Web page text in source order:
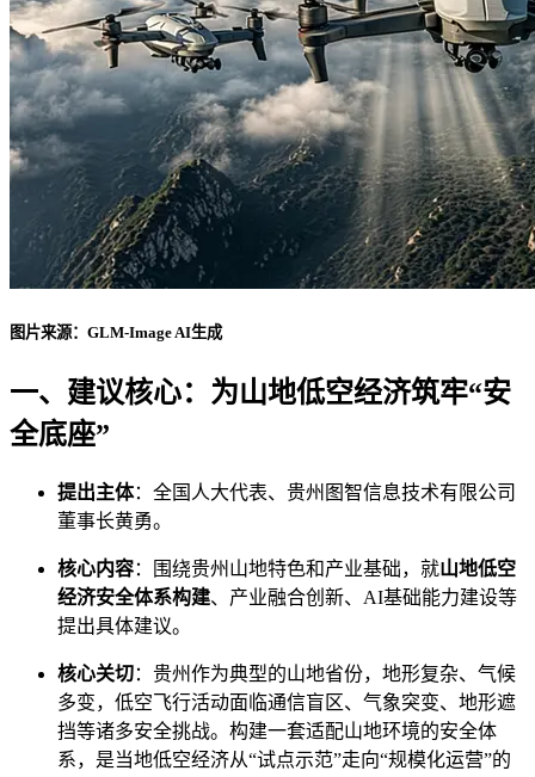
图片来源：GLM-Image AI生成
一、建议核心：为山地低空经济筑牢“安
全底座”
提出主体：全国人大代表、贵州图智信息技术有限公司
董事长黄勇。
核心内容：围绕贵州山地特色和产业基础，就山地低空
经济安全体系构建、产业融合创新、AI基础能力建设等
提出具体建议。
核心关切：贵州作为典型的山地省份，地形复杂、气候
多变，低空飞行活动面临通信盲区、气象突变、地形遮
挡等诸多安全挑战。构建一套适配山地环境的安全体
系，是当地低空经济从“试点示范”走向“规模化运营”的